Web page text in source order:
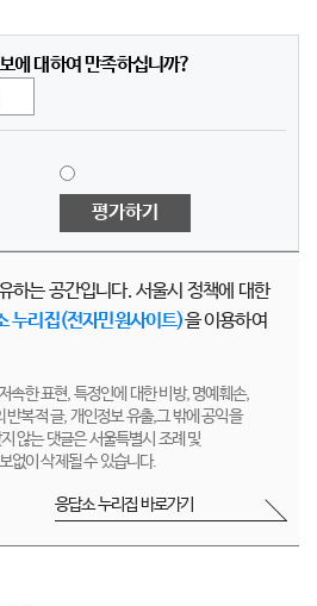
에 대하여 만족하십니까?
평가하기
하는 공간입니다. 서울시 정책에 대한
누리집(전자민원사이트)을 이용하여
속한 표현, 특정인에 대한 비방, 명예훼손,
반복적 글, 개인정보 유출,그 밖에 공익을
않는 댓글은 서울특별시 조례 및
없이 삭제될 수 있습니다.
응답소 누리집 바로가기